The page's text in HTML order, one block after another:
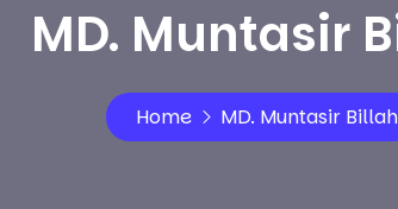
MD. Muntasir
Home MD. Muntasir Billah